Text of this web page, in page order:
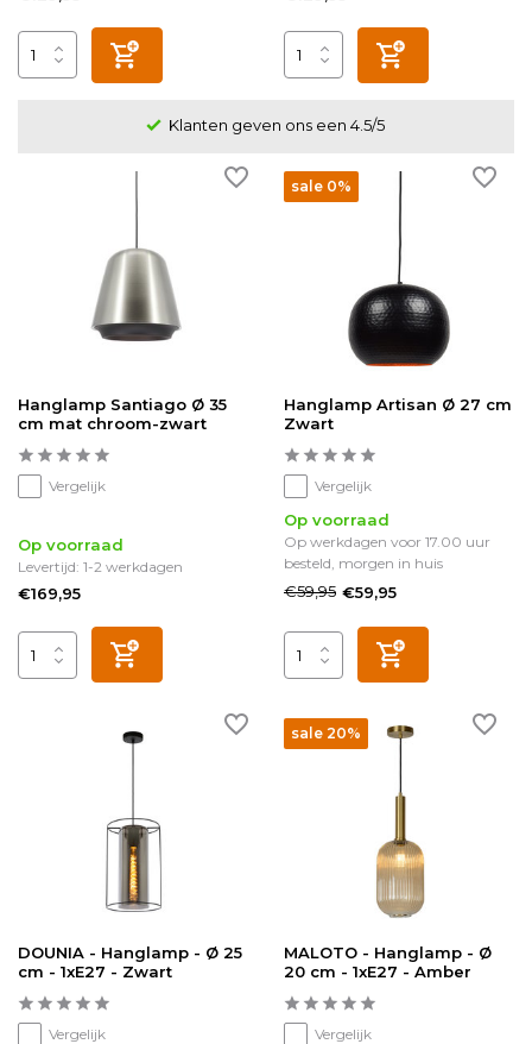
Klanten geven ons een 4.5/5
Hanglamp Santiago Ø 35
cm mat chroom-zwart
Vergelijk
Op voorraad
Levertijd: 1-2 werkdagen
€169,95
sale 0%
Hanglamp Artisan Ø 27 cm
Zwart
Vergelijk
Op voorraad
Op werkdagen voor 17.00 uur
besteld, morgen in huis
€59,95 €59,95
DOUNIA - Hanglamp - Ø 25
cm - 1xE27 - Zwart
Vergelijk
sale 20%
MALOTO - Hanglamp - Ø
20 cm - 1xE27 - Amber
Vergelijk